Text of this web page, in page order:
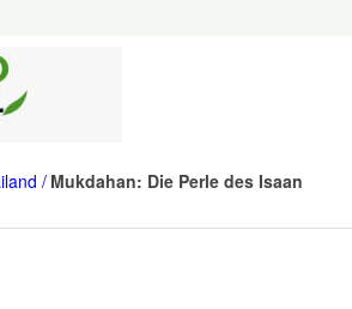
Mukdahan: Die Perle des Isaan